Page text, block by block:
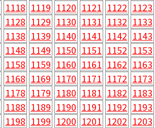
1118 1119 1120 1121 1122 1123
1128 1129 1130 1131 1132 1133
1138 1139 1140 1141 1142 1143
1148 1149 1150 1151 1152 1153
1158 1159 1160 1161 1162 1163
1168 1169 1170 1171 1172 1173
1178 1179 1180 1181 1182 1183
1188 1189 1190 1191 1192 1193
1198 1199 1200 1201 1202 1203